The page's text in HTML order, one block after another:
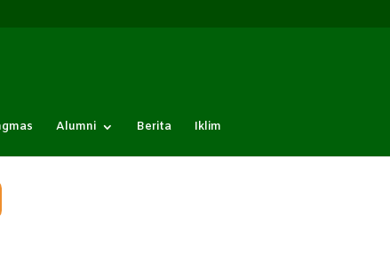
Alumni Berita Iklim